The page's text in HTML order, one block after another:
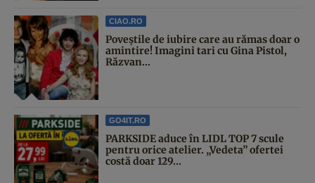
CIAO.RO
Poveştile de iubire care au rămas doar o
amintire! Imagini tari cu Gina Pistol,
Răzvan...
GO4IT.RO
PARKSIDE aduce în LIDL TOP 7 scule
pentru orice atelier. „Vedeta” ofertei
costă doar 129...